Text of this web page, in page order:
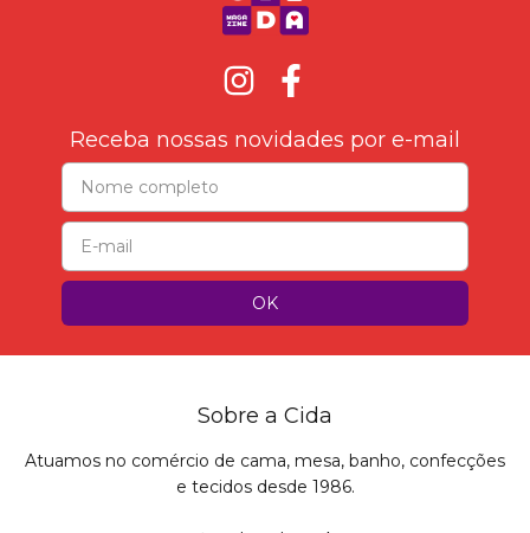
Receba nossas novidades por e-mail
Sobre a Cida
Atuamos no comércio de cama, mesa, banho, confecções
e tecidos desde 1986.